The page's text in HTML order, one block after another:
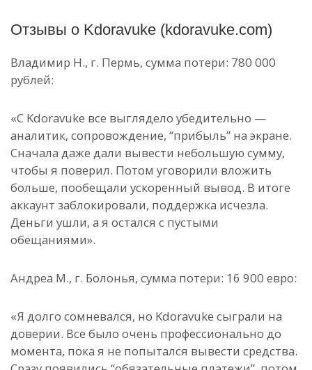
Отзывы о Kdoravuke (kdoravuke.com)
Владимир Н., г. Пермь, сумма потери: 780 000
рублей:
«С Kdoravuke все выглядело убедительно —
аналитик, сопровождение, “прибыль” на экране.
Сначала даже дали вывести небольшую сумму,
чтобы я поверил. Потом уговорили вложить
больше, пообещали ускоренный вывод. В итоге
аккаунт заблокировали, поддержка исчезла.
Деньги ушли, а я остался с пустыми
обещаниями».
Андреа М., г. Болонья, сумма потери: 16 900 евро:
«Я долго сомневался, но Kdoravuke сыграли на
доверии. Все было очень профессионально до
момента, пока я не попытался вывести средства.